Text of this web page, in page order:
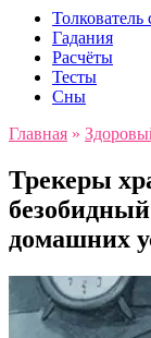
Толкователь
Гадания
Расчёты
Тесты
Сны
Главная »
Трекеры
домашних